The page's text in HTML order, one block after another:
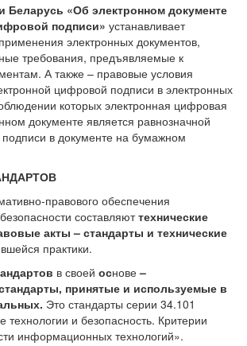
Беларусь «Об электронном документе
подписи» устанавливает
электронных документов,
требования, предъявляемые к
А также – правовые условия
цифровой подписи в электронных
которых электронная цифровая
документе является равнозначной
подписи в документе на бумажном
правового обеспечения
составляюттехнические
акты – стандарты и технические
практики.
в своей основе–
принятые и используемые в
Это стандарты серии 34.101
и безопасность. Критерии
информационных технологий».